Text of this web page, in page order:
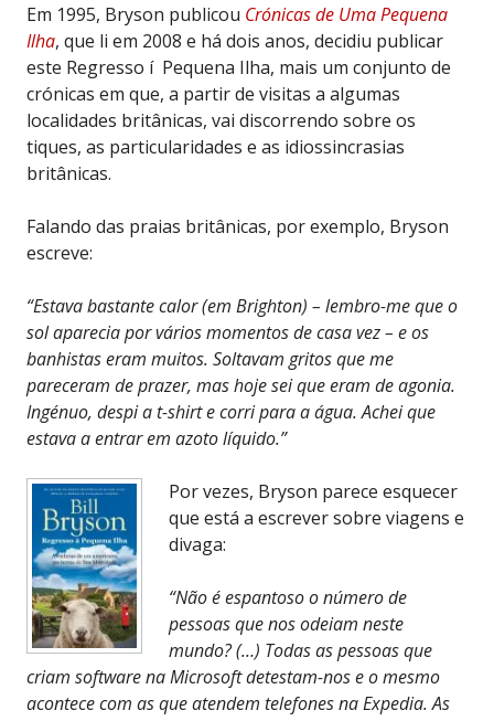
Em 1995, Bryson publicou Crónicas de Uma Pequena
Ilha, que li em 2008 e há dois anos, decidiu publicar
este Regresso í Pequena Ilha, mais um conjunto de
crónicas em que, a partir de visitas a algumas
localidades britânicas, vai discorrendo sobre os
tiques, as particularidades e as idiossincrasias
britânicas.
Falando das praias britânicas, por exemplo, Bryson
escreve:
“Estava bastante calor (em Brighton) – lembro-me que o
sol aparecia por vários momentos de casa vez – e os
banhistas eram muitos. Soltavam gritos que me
pareceram de prazer, mas hoje sei que eram de agonia.
Ingénuo, despi a t-shirt e corri para a água. Achei que
estava a entrar em azoto líquido.”
Por vezes, Bryson parece esquecer
que está a escrever sobre viagens e
divaga:
“Não é espantoso o número de
pessoas que nos odeiam neste
mundo? (…) Todas as pessoas que
criam software na Microsoft detestam-nos e o mesmo
acontece com as que atendem telefones na Expedia. As